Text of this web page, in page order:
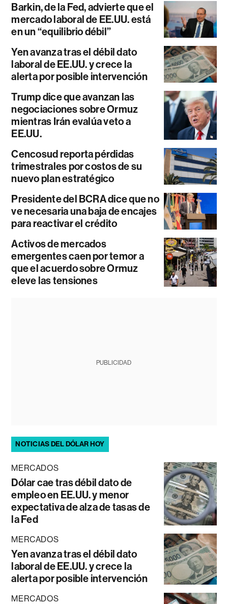
Barkin, de la Fed, advierte que el
mercado laboral de EE.UU. está
en un “equilibrio débil”
Yen avanza tras el débil dato
laboral de EE.UU. y crece la
alerta por posible intervención
Trump dice que avanzan las
negociaciones sobre Ormuz
mientras Irán evalúa veto a
EE.UU.
Cencosud reporta pérdidas
trimestrales por costos de su
nuevo plan estratégico
Presidente del BCRA dice que no
ve necesaria una baja de encajes
para reactivar el crédito
Activos de mercados
emergentes caen por temor a
que el acuerdo sobre Ormuz
eleve las tensiones
PUBLICIDAD
NOTICIAS DEL DÓLAR HOY
MERCADOS
Dólar cae tras débil dato de
empleo en EE.UU. y menor
expectativa de alza de tasas de
la Fed
MERCADOS
Yen avanza tras el débil dato
laboral de EE.UU. y crece la
alerta por posible intervención
MERCADOS